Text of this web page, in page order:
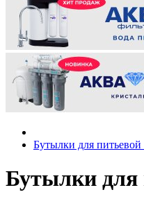
Бутылки для
Бутылки для